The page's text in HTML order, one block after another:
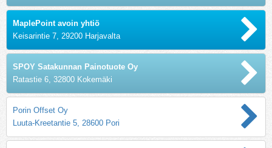
MaplePoint avoin yhtiö
Keisarintie 7, 29200 Harjavalta
SPOY Satakunnan Painotuote Oy
Ratastie 6, 32800 Kokemäki
Porin Offset Oy
Luuta-Kreetantie 5, 28600 Pori